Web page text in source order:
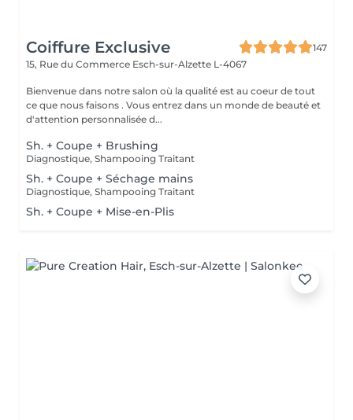
Coiffure Exclusive
147
15, Rue du Commerce Esch-sur-Alzette L-4067
Bienvenue dans notre salon où la qualité est au coeur de tout
ce que nous faisons . Vous entrez dans un monde de beauté et
d'attention personnalisée d...
Sh. + Coupe + Brushing
Diagnostique, Shampooing Traitant
Sh. + Coupe + Séchage mains
Diagnostique, Shampooing Traitant
Sh. + Coupe + Mise-en-Plis